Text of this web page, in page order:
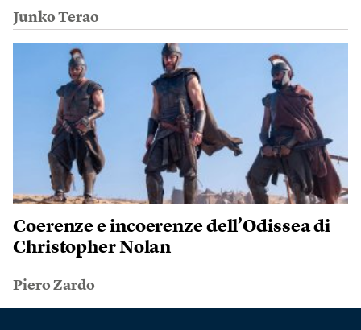
Junko Terao
Coerenze e incoerenze dell’Odissea di
Christopher Nolan
Piero Zardo